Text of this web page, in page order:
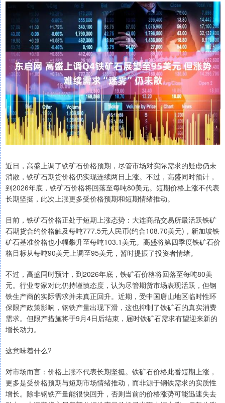
近日，高盛上调了铁矿石价格预期，尽管市场对实际需求的疑虑仍未
消散，铁矿石期货价格仍实现连续两日上涨。不过，高盛同时预计，
到2026年底，铁矿石价格将回落至每吨80美元。短期价格上涨不代表
长期坚挺，此次上涨更多受价格预期和短期情绪推动。
目前，铁矿石价格正处于短期上涨态势：大连商品交易所最活跃铁矿
石期货合约价格触及每吨777.5元人民币(约合108.70美元)，新加坡铁
矿石基准价格也小幅攀升至每吨103.1美元。高盛将第四季度铁矿石价
格目标从每吨90美元上调至95美元，暂时提振了投资者情绪。
不过，高盛同时预计，到2026年底，铁矿石价格将回落至每吨80美
元。行业专家对此仍持谨慎态度，认为尽管期货市场表现活跃，但钢
铁生产商的实际需求并未真正回升。近期，受中国唐山地区临时性环
保限产政策影响，钢铁产量出现下滑，这也抑制了铁矿石的真实消费
需求。但限产措施将于9月4日后结束，届时铁矿石需求有望迎来新的
增长动力。
这意味着什么?
对市场而言：价格上涨不代表长期坚挺。铁矿石价格此番短期上涨，
更多是受价格预期与短期市场情绪推动，而非源于钢铁需求的实质性
增长。除非钢铁产量能很快回升，否则当前的价格涨势可能迅速失去